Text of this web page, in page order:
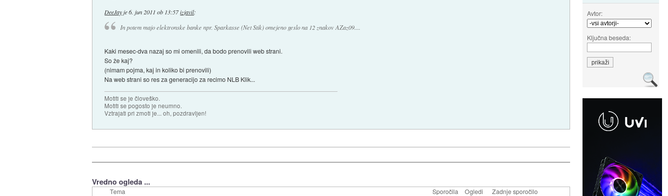
Avtor:
Ključna beseda:
DeeJayje6. jun 2011 ob 13:57izjavil:
In potem majo elektronske banke npr. Sparkasse (Net Stik) omejeno geslo na 12 znakov AZaz09....
Kaki mesec-dva nazaj so mi omenili, da bodo prenovili web strani.
So že kaj?
(nimam pojma, kaj in koliko bi prenovili)
Na web strani so res za generacijo za recimo NLB Klik...
Motiti se je človeško.
Motiti se pogosto je neumno.
Vztrajati pri zmoti je... oh, pozdravljen!
Vredno ogleda ...
Tema Sporočila Ogledi Zadnje sporočilo